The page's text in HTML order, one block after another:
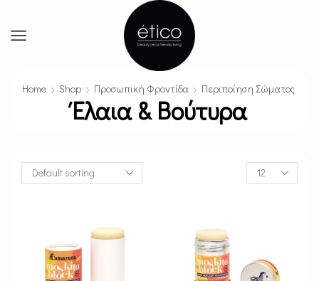
Home Shop Προσωπική Φροντίδα Περιποίηση Σώματος
Έλαια & Βούτυρα